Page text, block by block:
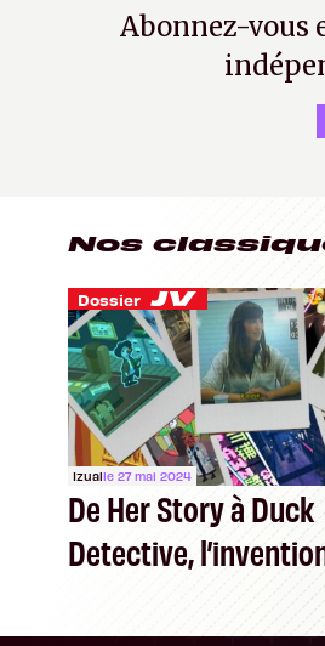
Abonnez-vous
Nos
Dossier
Izualle 27 mai 2024
De Her Story à Duck
Detective,